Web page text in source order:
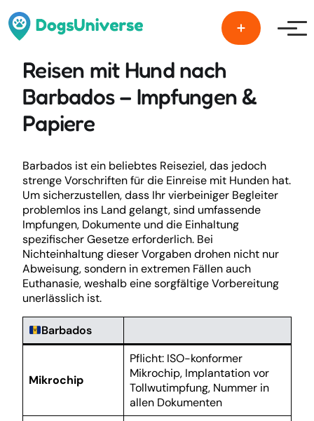
Reisen mit Hund nach
Barbados – Impfungen &
Papiere
Barbados ist ein beliebtes Reiseziel, das jedoch
strenge Vorschriften für die Einreise mit Hunden hat.
Um sicherzustellen, dass Ihr vierbeiniger Begleiter
problemlos ins Land gelangt, sind umfassende
Impfungen, Dokumente und die Einhaltung
spezifischer Gesetze erforderlich. Bei
Nichteinhaltung dieser Vorgaben drohen nicht nur
Abweisung, sondern in extremen Fällen auch
Euthanasie, weshalb eine sorgfältige Vorbereitung
unerlässlich ist.
Barbados
Mikrochip
Pflicht: ISO-konformer
Mikrochip, Implantation vor
Tollwutimpfung, Nummer in
allen Dokumenten